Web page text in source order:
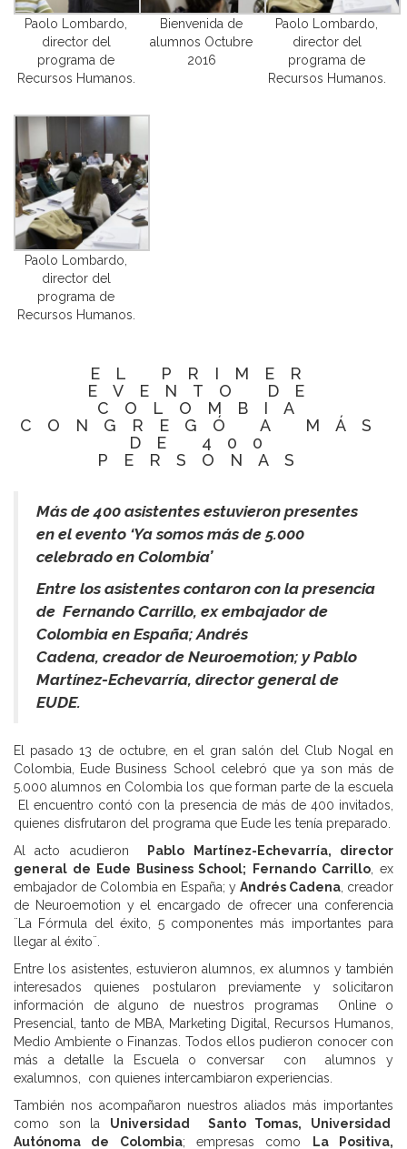
Paolo Lombardo,
director del
programa de
Recursos Humanos.
Bienvenida de
alumnos Octubre
2016
Paolo Lombardo,
director del
programa de
Recursos Humanos.
Paolo Lombardo,
director del
programa de
Recursos Humanos.
EL PRIMER
EVENTO DE
COLOMBIA
CONGREGÓ A MÁS
DE 400
PERSONAS
Más de 400 asistentes estuvieron presentes
en el evento ‘Ya somos más de 5.000
celebrado en Colombia’
Entre los asistentes contaron con la presencia
de Fernando Carrillo, ex embajador de
Colombia en España; Andrés
Cadena, creador de Neuroemotion; y Pablo
Martínez-Echevarría, director general de
EUDE.
El pasado 13 de octubre, en el gran salón del Club Nogal en
Colombia, Eude Business School celebró que ya son más de
5.000 alumnos en Colombia los que forman parte de la escuela
El encuentro contó con la presencia de más de 400 invitados,
quienes disfrutaron del programa que Eude les tenía preparado.
Al acto acudieron
Pablo Martínez-Echevarría, director
general de Eude Business School;
Fernando Carrillo, ex
embajador de Colombia en España; y Andrés Cadena, creador
de Neuroemotion y el encargado de ofrecer una conferencia
¨La Fórmula del éxito, 5 componentes más importantes para
llegar al éxito¨.
Entre los asistentes, estuvieron alumnos, ex alumnos y también
interesados quienes postularon previamente y solicitaron
información de alguno de nuestros programas Online o
Presencial, tanto de MBA, Marketing Digital, Recursos Humanos,
Medio Ambiente o Finanzas. Todos ellos pudieron conocer con
más a detalle la Escuela o conversar con alumnos y
exalumnos, con quienes intercambiaron experiencias.
También nos acompañaron nuestros aliados más importantes
como son la Universidad Santo Tomas, Universidad
Autónoma de Colombia; empresas como La Positiva,